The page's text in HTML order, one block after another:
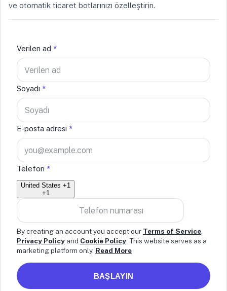
ve otomatik ticaret botlarınızı özelleştirin.
Verilen ad *
Soyadı *
E-posta adresi *
Telefon *
United States +1
+1
By creating an account you accept our Terms of Service
Privacy Policy and Cookie Policy . This website serves as a
marketing platform only. Read More
BAŞLAYIN